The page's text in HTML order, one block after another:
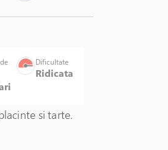
Dificultate
Ridicata
si tarte.